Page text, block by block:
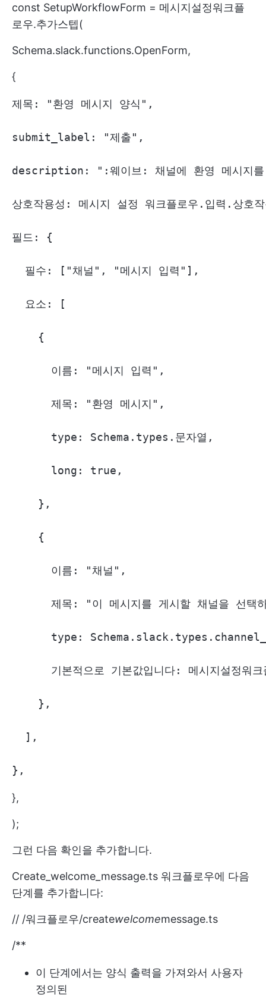
const SetupWorkflowForm = 메시지설정워크플
로우.추가스텝(
Schema.slack.functions.OpenForm,
{
제목: "환영 메시지 양식",
submit_label: "제출",
description: ":웨이브: 채널에 환영 메시지
상호작용성: 메시지 설정 워크플로우.입력.상호
필드: {
  필수: ["채널", "메시지 입력"],
  요소: [
    {
      이름: "메시지 입력",
      제목: "환영 메시지",
      type: Schema.types.문자열,
      long: true,
    },
    {
      이름: "채널",
제목: "이 메시지를 게시할 채널을 선택
type:
기본적으로 기본값입니다: 메시지설정
    },
  ],
},
},
);
그런 다음 확인을 추가합니다.
Create_welcome_message.ts 워크플로우에 다음
단계를 추가합니다:
// /워크플로우/createwelcomemessage.ts
/**
이 단계에서는 양식 출력을 가져와서 사용자
정의된